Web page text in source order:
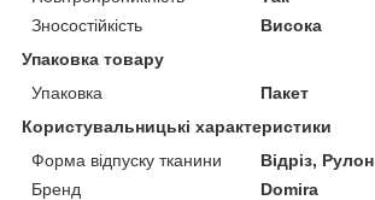
Зносостійкість
Висока
Упаковка товару
Упаковка
Пакет
Користувальницькі характеристики
Форма відпуску тканини
Відріз, Рулон
Бренд
Domira